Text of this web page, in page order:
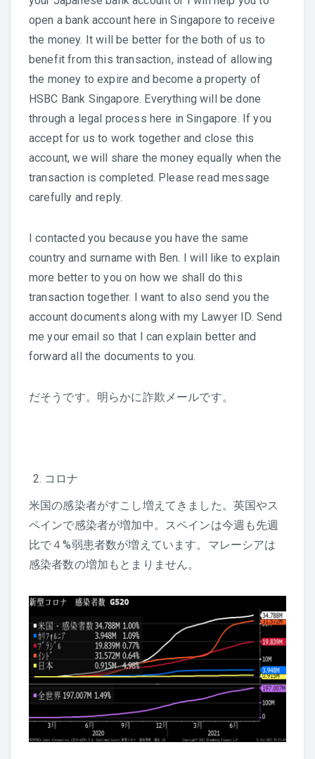
open a bank account here in Singapore to receive
the money. It will be better for the both of us to
benefit from this transaction, instead of allowing
the money to expire and become a property of
HSBC Bank Singapore. Everything will be done
through a legal process here in Singapore. If you
accept for us to work together and close this
account, we will share the money equally when the
transaction is completed. Please read message
carefully and reply.
I contacted you because you have the same
country and surname with Ben. I will like to explain
more better to you on how we shall do this
transaction together. I want to also send you the
account documents along with my Lawyer ID. Send
me your email so that I can explain better and
forward all the documents to you.
だそうです。明らかに詐欺メールです。
コロナ
米国の感染者がすこし増えてきました。英国やス
ペインで感染者が増加中。スペインは今週も先週
比で４%弱患者数が増えています。マレーシアは
感染者数の増加もとまりません。